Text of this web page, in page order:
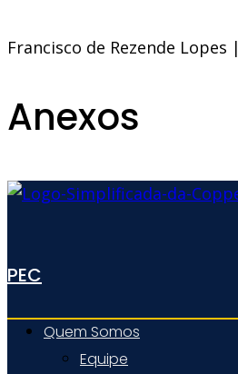
Francisco de Rezende Lopes |
Anexos
PEC
Quem Somos
Equipe